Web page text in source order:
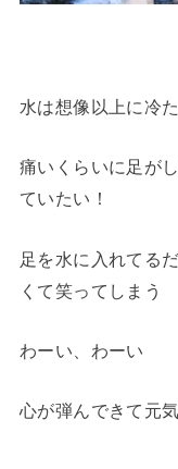
水は想像以上に冷
痛いくらいに足が
ていたい！
足を水に入れてる
くて笑ってしまう
わーい、わーい
心が弾んできて元